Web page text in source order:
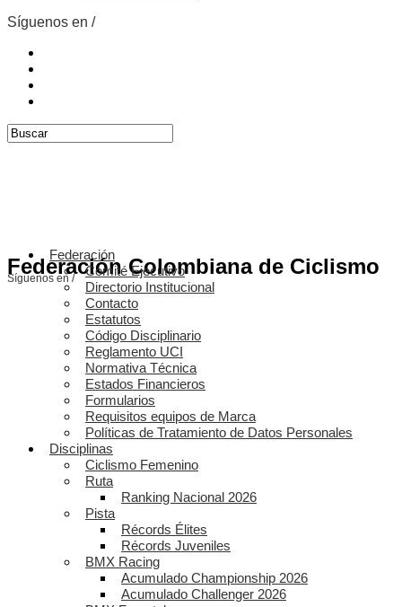
Síguenos en /
Federación Colombiana de Ciclismo
Síguenos en /
Federación
Comité Ejecutivo
Directorio Institucional
Contacto
Estatutos
Código Disciplinario
Reglamento UCI
Normativa Técnica
Estados Financieros
Formularios
Requisitos equipos de Marca
Políticas de Tratamiento de Datos Personales
Disciplinas
Ciclismo Femenino
Ruta
Ranking Nacional 2026
Pista
Récords Élites
Récords Juveniles
BMX Racing
Acumulado Championship 2026
Acumulado Challenger 2026